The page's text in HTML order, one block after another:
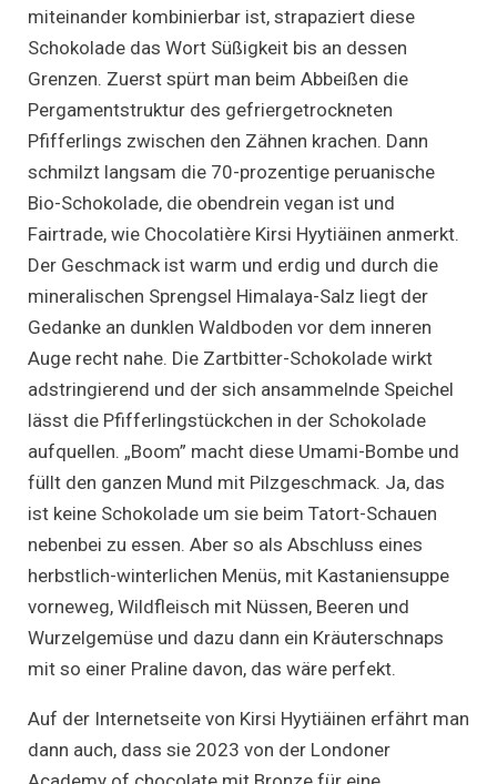
miteinander kombinierbar ist, strapaziert diese
Schokolade das Wort Süßigkeit bis an dessen
Grenzen. Zuerst spürt man beim Abbeißen die
Pergamentstruktur des gefriergetrockneten
Pfifferlings zwischen den Zähnen krachen. Dann
schmilzt langsam die 70-prozentige peruanische
Bio-Schokolade, die obendrein vegan ist und
Fairtrade, wie Chocolatière Kirsi Hyytiäinen anmerkt.
Der Geschmack ist warm und erdig und durch die
mineralischen Sprengsel Himalaya-Salz liegt der
Gedanke an dunklen Waldboden vor dem inneren
Auge recht nahe. Die Zartbitter-Schokolade wirkt
adstringierend und der sich ansammelnde Speichel
lässt die Pfifferlingstückchen in der Schokolade
aufquellen. „Boom” macht diese Umami-Bombe und
füllt den ganzen Mund mit Pilzgeschmack. Ja, das
ist keine Schokolade um sie beim Tatort-Schauen
nebenbei zu essen. Aber so als Abschluss eines
herbstlich-winterlichen Menüs, mit Kastaniensuppe
vorneweg, Wildfleisch mit Nüssen, Beeren und
Wurzelgemüse und dazu dann ein Kräuterschnaps
mit so einer Praline davon, das wäre perfekt.
Auf der Internetseite von Kirsi Hyytiäinen erfährt man
dann auch, dass sie 2023 von der Londoner